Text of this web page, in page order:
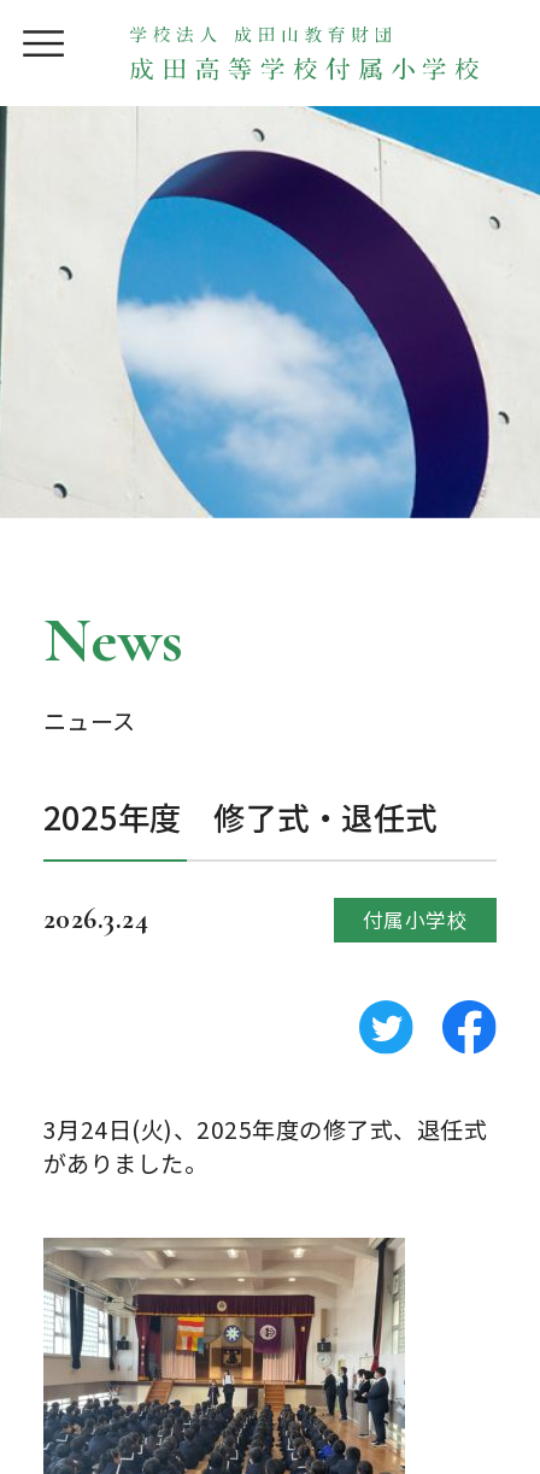
News
ニュース
2025年度 修了式・退任式
2026.3.24 付属小学校
3月24日(火)、2025年度の修了式、退任式
がありました。